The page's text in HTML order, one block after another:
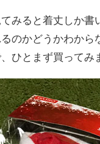
みると着丈しか書
のかどうかわから
ひとまず買ってみ